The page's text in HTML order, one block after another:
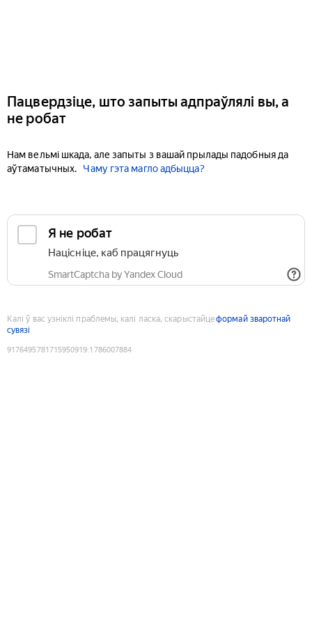
Пацвердзіце, што запыты адпраўлялі вы, а
не робат
Нам вельмі шкада, але запыты з вашай прылады падобныя да
аўтаматычных.
Чаму гэта магло адбыцца?
Я не робат
Націсніце, каб працягнуць
SmartCaptcha by Yandex Cloud
Калі ў вас узніклі праблемы, калі ласка, скарыстайцеформай зваротнай
сувязі
9176495781715950919:1786007884